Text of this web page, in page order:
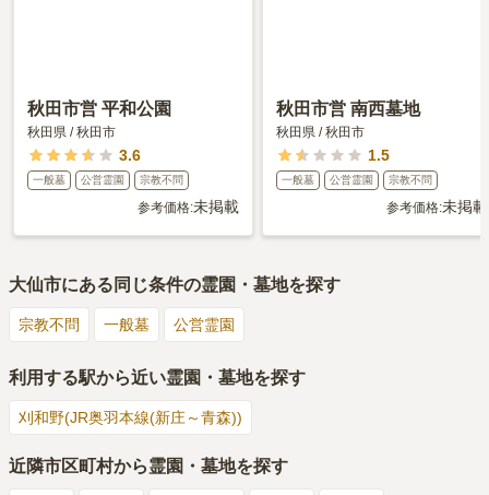
秋田市営 平和公園
秋田県 /秋田市
3.6
一般墓 公営霊園 宗教不問
参考価格:未掲載
秋田市営 南西墓地
秋田県 /秋田市
1.5
一般墓 公営霊園 宗教不問
参考価格:未掲載
大仙市にある同じ条件の霊園・墓地を探す
宗教不問 一般墓 公営霊園
利用する駅から近い霊園・墓地を探す
刈和野(JR奥羽本線(新庄～青森))
近隣市区町村から霊園・墓地を探す